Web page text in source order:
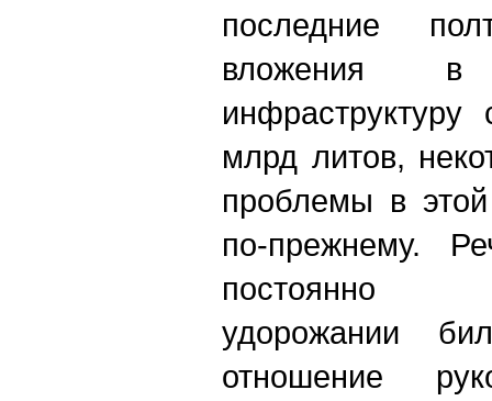
последние
вложения в
млрд литов,
проблемы в
по-прежнему.
постоянно
удорожании
отношение